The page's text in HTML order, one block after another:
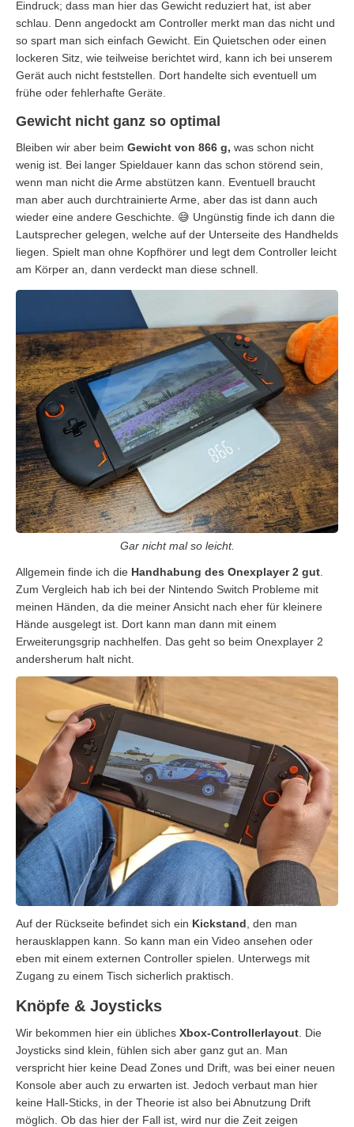
Eindruck; dass man hier das Gewicht reduziert hat, ist aber
schlau. Denn angedockt am Controller merkt man das nicht und
so spart man sich einfach Gewicht. Ein Quietschen oder einen
lockeren Sitz, wie teilweise berichtet wird, kann ich bei unserem
Gerät auch nicht feststellen. Dort handelte sich eventuell um
frühe oder fehlerhafte Geräte.
Gewicht nicht ganz so optimal
Bleiben wir aber beim Gewicht von 866 g, was schon nicht
wenig ist. Bei langer Spieldauer kann das schon störend sein,
wenn man nicht die Arme abstützen kann. Eventuell braucht
man aber auch durchtrainierte Arme, aber das ist dann auch
wieder eine andere Geschichte. 😅 Ungünstig finde ich dann die
Lautsprecher gelegen, welche auf der Unterseite des Handhelds
liegen. Spielt man ohne Kopfhörer und legt dem Controller leicht
am Körper an, dann verdeckt man diese schnell.
Gar nicht mal so leicht.
Allgemein finde ich die Handhabung des Onexplayer 2 gut.
Zum Vergleich hab ich bei der Nintendo Switch Probleme mit
meinen Händen, da die meiner Ansicht nach eher für kleinere
Hände ausgelegt ist. Dort kann man dann mit einem
Erweiterungsgrip nachhelfen. Das geht so beim Onexplayer 2
andersherum halt nicht.
Auf der Rückseite befindet sich ein Kickstand , den man
herausklappen kann. So kann man ein Video ansehen oder
eben mit einem externen Controller spielen. Unterwegs mit
Zugang zu einem Tisch sicherlich praktisch.
Knöpfe & Joysticks
Wir bekommen hier ein übliches Xbox-Controllerlayout . Die
Joysticks sind klein, fühlen sich aber ganz gut an. Man
verspricht hier keine Dead Zones und Drift, was bei einer neuen
Konsole aber auch zu erwarten ist. Jedoch verbaut man hier
keine Hall-Sticks, in der Theorie ist also bei Abnutzung Drift
möglich. Ob das hier der Fall ist, wird nur die Zeit zeigen